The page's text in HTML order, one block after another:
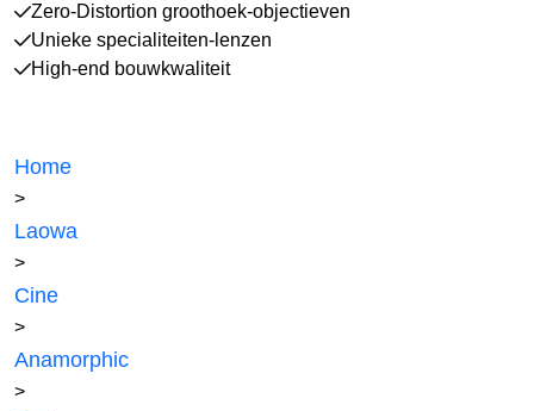
Zero-Distortion groothoek-objectieven
Unieke specialiteiten-lenzen
High-end bouwkwaliteit
Home
>
Laowa
>
Cine
>
Anamorphic
>